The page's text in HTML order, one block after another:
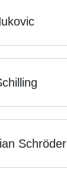
Schröder